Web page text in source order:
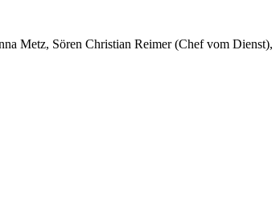
Metz, Sören Christian Reimer (Chef vom Dienst),